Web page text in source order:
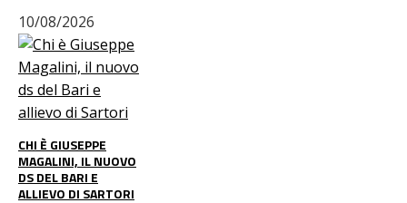
10/08/2026
CHI È GIUSEPPE
MAGALINI, IL NUOVO
DS DEL BARI E
ALLIEVO DI SARTORI